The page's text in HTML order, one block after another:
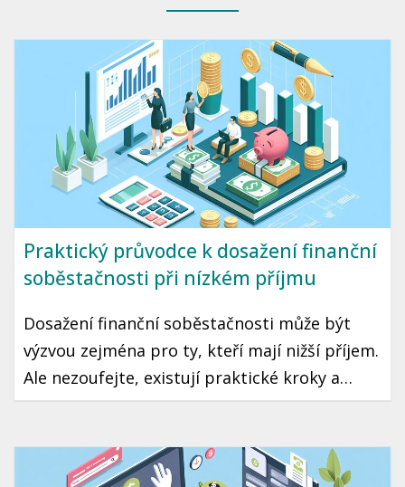
Praktický průvodce k dosažení finanční
soběstačnosti při nízkém příjmu
Dosažení finanční soběstačnosti může být
výzvou zejména pro ty, kteří mají nižší příjem.
Ale nezoufejte, existují praktické kroky a
strategie, které vám mohou pomoci tento cíl
šetřit a investovat i s omezeným rozpočtem.